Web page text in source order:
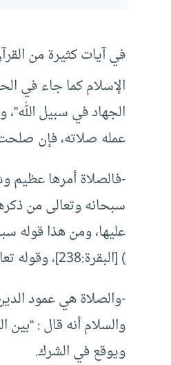
في آيات كثيرة من
الإسلام كما جاء في
الجهاد في سبيل
عمله صلاته، فإن
-فالصلاة أمرها عظيم
سبحانه وتعالى من
عليها، ومن هذا قوله
) [البقرة:238]، وقوله تعالى: ( وَأَقِيمُوا الصَّلَاةَ وَآتُوا الزَّكَاةَ وَأَطِيعُوا الرَّسُولَ لَعَلَّكُمْ تُرْحَمُونَ )[النور:56].
-والصلاة هي عمود
والسلام أنه قال :
ويوقع في الشرك.